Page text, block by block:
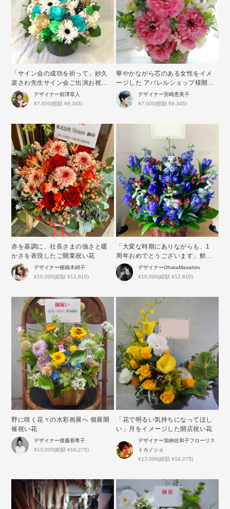
「サイン会の成功を祈って」紗久
楽さわ先生サイン会ご出演お祝い
花
デザイナー前澤章人
¥7,000(総額 ¥9,345)
華やかながら芯のある女性をイメ
ージした アパレルショップ様開店
祝い花
デザイナー宮崎恵美子
¥7,000(総額 ¥9,345)
赤を基調に、社長さまの強さと暖
かさを表現したご開業祝い花
デザイナー穂積木綿子
¥10,000(総額 ¥12,810)
「大変な時期にありながらも、1
周年おめでとうございます」鮮や
かなブルーが印象的な周年祝い花
デザイナーOhataMasahiro
¥10,000(総額 ¥12,810)
野に咲く花々の水彩画展へ 個展開
催祝い花
デザイナー後藤亜希子
¥13,000(総額 ¥16,275)
「花で明るい気持ちになってほし
い」月をイメージした開店祝い花
デザイナー加納佐和子フローリス
トカノシェ
¥13,000(総額 ¥16,275)